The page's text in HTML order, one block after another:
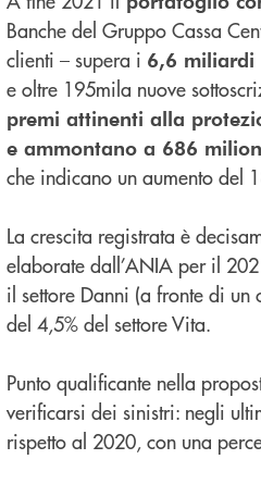
Banche del Gruppo Cassa
clienti – supera i 6,6 miliardi
e oltre 195mila nuove
premi attinenti alla
e ammontano a 686
che indicano un aumento del
La crescita registrata è
elaborate dall’ANIA per il
il settore Danni (a fronte di
del 4,5% del settore Vita.
Punto qualificante nella
verificarsi dei sinistri: negli
rispetto al 2020, con una